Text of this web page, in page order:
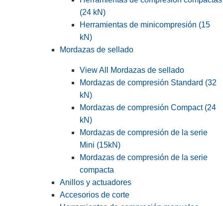
(24 kN)
Herramientas de minicompresión (15
kN)
Mordazas de sellado
View All Mordazas de sellado
Mordazas de compresión Standard (32
kN)
Mordazas de compresión Compact (24
kN)
Mordazas de compresión de la serie
Mini (15kN)
Mordazas de compresión de la serie
compacta
Anillos y actuadores
Accesorios de corte